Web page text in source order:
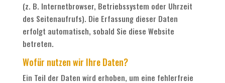
(z. B. Internetbrowser, Betriebssystem oder Uhrzeit
des Seitenaufrufs). Die Erfassung dieser Daten
erfolgt automatisch, sobald Sie diese Website
betreten.
Wofür nutzen wir Ihre Daten?
Ein Teil der Daten wird erhoben, um eine fehlerfreie